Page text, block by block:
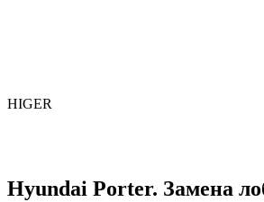
HIGER
Hyundai Porter. Замена